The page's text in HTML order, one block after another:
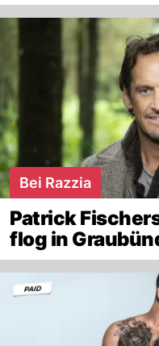
Bei Razzia
Patrick
flog in